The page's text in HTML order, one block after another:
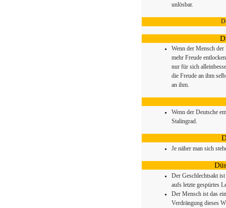
unlösbar.
Wenn der Mensch
mehr Freude
nur für sich
die Freude an ihm
an ihm.
Wenn der Deutsche
Stalingrad.
Je näher man sich
Der Geschlechtsakt
aufs letzte gespürtes
Der Mensch ist das
Verdrängung dieses